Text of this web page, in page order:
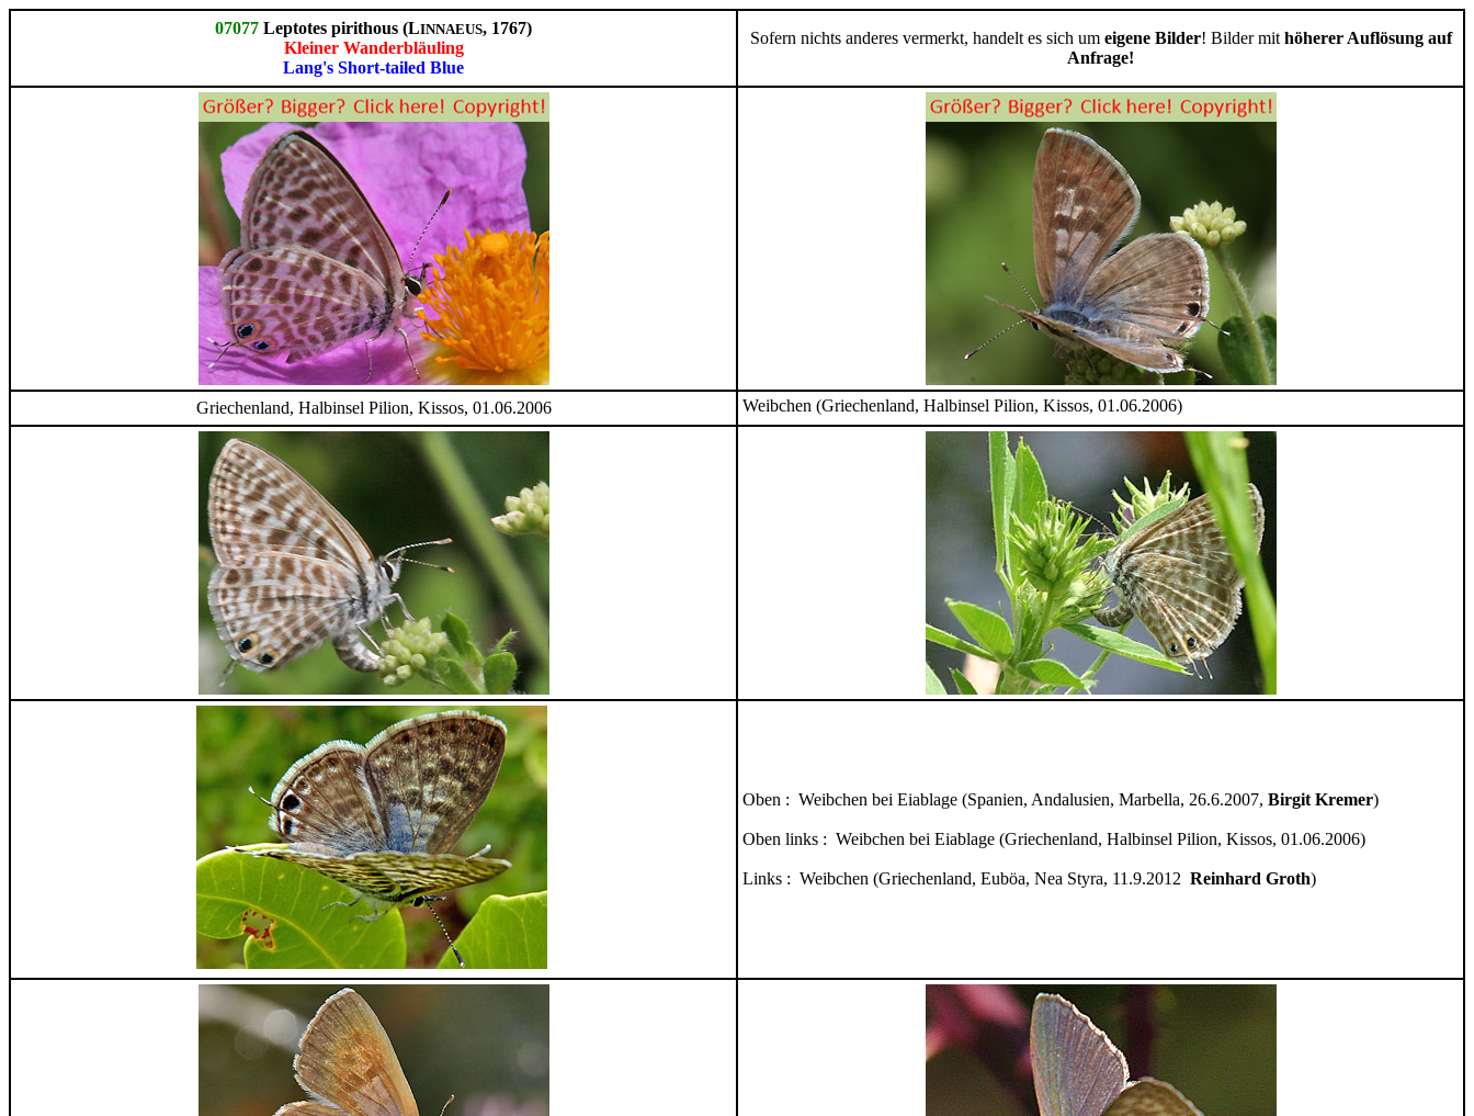
07077 Leptotes pirithous (LINNAEUS, 1767)
Kleiner Wanderbläuling
Lang's Short-tailed Blue
Sofern nichts anderes vermerkt, handelt es sich um eigene Bilder! Bilder mit höherer Auflösung auf
Anfrage!
Griechenland, Halbinsel Pilion, Kissos, 01.06.2006 Weibchen (Griechenland, Halbinsel Pilion, Kissos, 01.06.2006)
Oben : Weibchen bei Eiablage (Spanien, Andalusien, Marbella, 26.6.2007, Birgit Kremer)
Oben links : Weibchen bei Eiablage (Griechenland, Halbinsel Pilion, Kissos, 01.06.2006)
Links : Weibchen (Griechenland, Euböa, Nea Styra, 11.9.2012 Reinhard Groth)